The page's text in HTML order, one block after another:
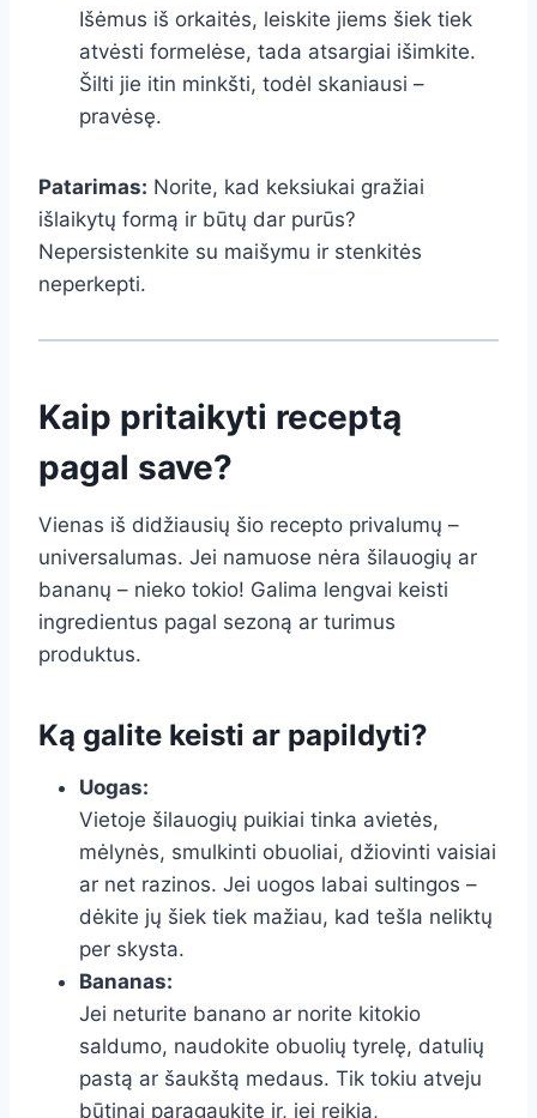
Išėmus iš orkaitės, leiskite jiems šiek tiek
atvėsti formelėse, tada atsargiai išimkite.
Šilti jie itin minkšti, todėl skaniausi –
pravėsę.
Patarimas: Norite, kad keksiukai gražiai
išlaikytų formą ir būtų dar purūs?
Nepersistenkite su maišymu ir stenkitės
neperkepti.
Kaip pritaikyti receptą
pagal save?
Vienas iš didžiausių šio recepto privalumų –
universalumas. Jei namuose nėra šilauogių ar
bananų – nieko tokio! Galima lengvai keisti
ingredientus pagal sezoną ar turimus
produktus.
Ką galite keisti ar papildyti?
Uogas:
Vietoje šilauogių puikiai tinka avietės,
mėlynės, smulkinti obuoliai, džiovinti vaisiai
ar net razinos. Jei uogos labai sultingos –
dėkite jų šiek tiek mažiau, kad tešla neliktų
per skysta.
Bananas:
Jei neturite banano ar norite kitokio
saldumo, naudokite obuolių tyrelę, datulių
pastą ar šaukštą medaus. Tik tokiu atveju
būtinai paragaukite ir, jei reikia,